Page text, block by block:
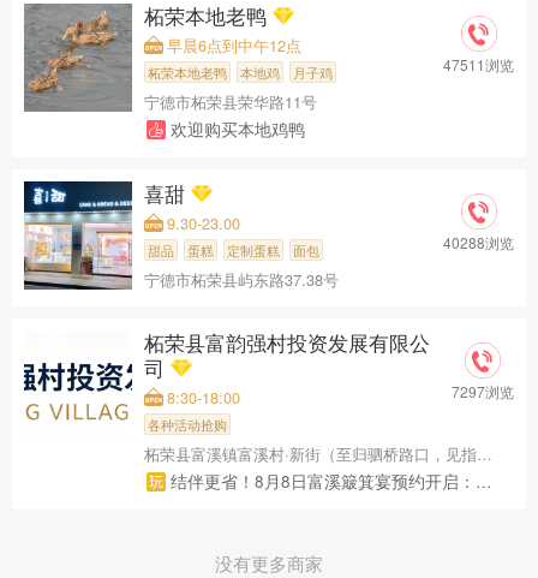
柘荣本地老鸭
早晨6点到中午12点
柘荣本地老鸭 本地鸡 月子鸡
宁德市柘荣县荣华路11号
欢迎购买本地鸡鸭
47511浏览
喜甜
9.30-23.00
甜品 蛋糕 定制蛋糕 面包
宁德市柘荣县屿东路37.38号
40288浏览
柘荣县富韵强村投资发展有限公
司
8:30-18:00
各种活动抢购
柘荣县富溪镇富溪村·新街（至归驷桥路口，见指引牌）
结伴更省！8月8日富溪簸箕宴预约开启：一席吃尽山野乡味，赠破独饮料
7297浏览
没有更多商家